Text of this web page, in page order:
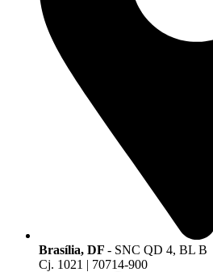
Brasília, DF - SNC QD 4, BL B
Cj. 1021 | 70714-900